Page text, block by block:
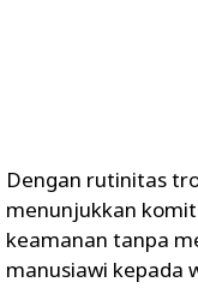
Dengan rutinitas
menunjukkan
keamanan tanpa
manusiawi kepada